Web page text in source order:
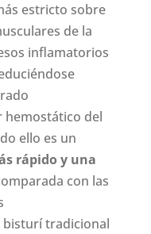
estricto sobre
de la
inflamatorios
del
ello es un
rápido y una
con las
bisturí tradicional